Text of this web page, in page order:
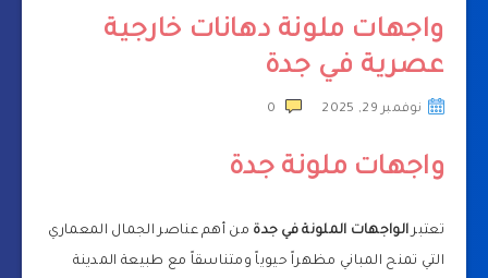
واجهات ملونة دهانات خارجية
عصرية في جدة
نوفمبر 29, 2025 0
واجهات ملونة جدة
تعتبر الواجهات الملونة في جدة من أهم عناصر الجمال المعماري
التي تمنح المباني مظهراً حيوياً ومتناسقاً مع طبيعة المدينة